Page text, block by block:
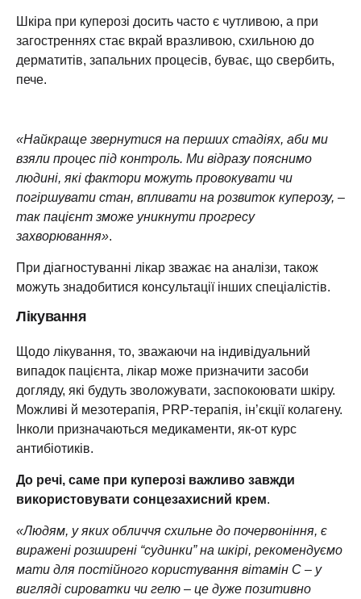
Шкіра при куперозі досить часто є чутливою, а при
загостреннях стає вкрай вразливою, схильною до
дерматитів, запальних процесів, буває, що свербить,
пече.
«Найкраще звернутися на перших стадіях, аби ми
взяли процес під контроль. Ми відразу пояснимо
людині, які фактори можуть провокувати чи
погіршувати стан, впливати на розвиток куперозу, –
так пацієнт зможе уникнути прогресу
захворювання».
При діагностуванні лікар зважає на аналізи, також
можуть знадобитися консультації інших спеціалістів.
Лікування
Щодо лікування, то, зважаючи на індивідуальний
випадок пацієнта, лікар може призначити засоби
догляду, які будуть зволожувати, заспокоювати шкіру.
Можливі й мезотерапія, PRP-терапія, ін’єкції колагену.
Інколи призначаються медикаменти, як-от курс
антибіотиків.
До речі, саме при куперозі важливо завжди
використовувати сонцезахисний крем.
«Людям, у яких обличчя схильне до почервоніння, є
виражені розширені “судинки” на шкірі, рекомендуємо
мати для постійного користування вітамін С – у
вигляді сироватки чи гелю – це дуже позитивно